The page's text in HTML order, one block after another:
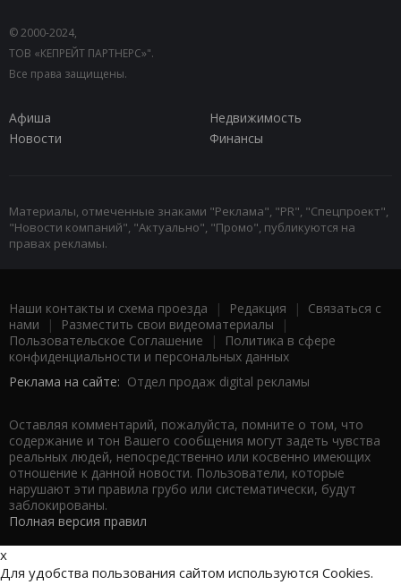
© 2000-2024,
ТОВ «КЕПРЕЙТ ПАРТНЕРС»".
Все права защищены.
Афиша
Недвижимость
Новости
Финансы
Материалы, отмеченные знаками "Реклама", "PR", "Спецпроект",
"Новости компаний", "Актуально", "Промо", публикуются на
правах рекламы.
Наши контакты и схема проезда | Редакция | Связаться с
нами | Разместить свои видеоматериалы |
Пользовательское Соглашение |
Политика в сфере
конфиденциальности и персональных данных
Реклама на сайте: Отдел продаж digital рекламы
Оставляя комментарий, пожалуйста, помните о том, что
содержание и тон Вашего сообщения могут задеть чувства
реальных людей, непосредственно или косвенно имеющих
отношение к данной новости. Пользователи, которые
нарушают эти правила грубо или систематически, будут
заблокированы.
Полная версия правил
x
Для удобства пользования сайтом используются Cookies.